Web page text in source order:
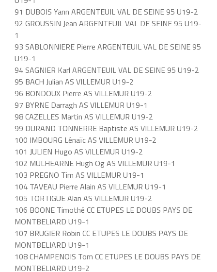
91 DUBOIS Yann ARGENTEUIL VAL DE SEINE 95 U19-2
92 GROUSSIN Jean ARGENTEUIL VAL DE SEINE 95 U19-
1
93 SABLONNIERE Pierre ARGENTEUIL VAL DE SEINE 95
U19-1
94 SAGNIER Karl ARGENTEUIL VAL DE SEINE 95 U19-2
95 BACH Julian AS VILLEMUR U19-2
96 BONDOUX Pierre AS VILLEMUR U19-2
97 BYRNE Darragh AS VILLEMUR U19-1
98 CAZELLES Martin AS VILLEMUR U19-2
99 DURAND TONNERRE Baptiste AS VILLEMUR U19-2
100 IMBOURG Lénaïc AS VILLEMUR U19-2
101 JULIEN Hugo AS VILLEMUR U19-2
102 MULHEARNE Hugh Og AS VILLEMUR U19-1
103 PREGNO Tim AS VILLEMUR U19-1
104 TAVEAU Pierre Alain AS VILLEMUR U19-1
105 TORTIGUE Alan AS VILLEMUR U19-2
106 BOONE Timothé CC ETUPES LE DOUBS PAYS DE
MONTBELIARD U19-1
107 BRUGIER Robin CC ETUPES LE DOUBS PAYS DE
MONTBELIARD U19-1
108 CHAMPENOIS Tom CC ETUPES LE DOUBS PAYS DE
MONTBELIARD U19-2